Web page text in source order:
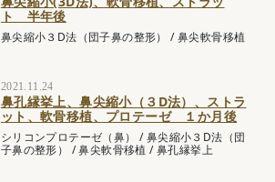
ト 半年後
鼻尖縮小３D法（団子鼻の整形） /鼻尖軟骨移植
2021.11.24
鼻孔縁挙上、鼻尖縮小（３D法）、ストラ
ット、軟骨移植、プロテーゼ １か月後
シリコンプロテーゼ（鼻） /鼻尖縮小３D法（団
子鼻の整形）
/鼻尖軟骨移植 /鼻孔縁挙上